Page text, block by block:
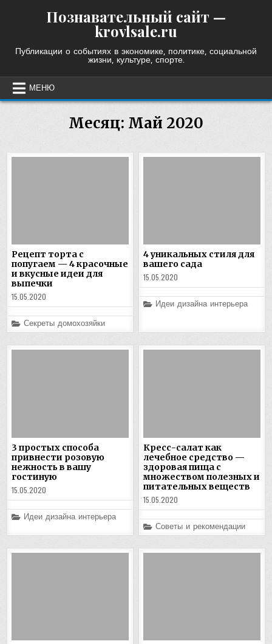
Познавательный сайт —
krovlsale.ru
Публикации о событиях в экономике, политике, социальной
жизни, культуре, спорте.
МЕНЮ
Месяц: Май 2020
Рецепт торта с
попугаем — 4 красочные
и вкусные идеи для
выпечки
15.05.2020
Posted
in
Секреты домохозяйки
4 уникальных стиля для
вашего сада
15.05.2020
Posted
in
Идеи дизайна интерьера
3 простых способа
привнести розовую
нежность в вашу
гостиную
15.05.2020
Posted
in
Идеи дизайна интерьера
Кресс-салат как
лечебное средство —
здоровая пища с
множеством полезных и
питательных веществ
15.05.2020
Posted
in
Советы и рекомендации